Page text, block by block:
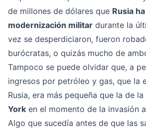
de millones de dólares que Rusia
modernización militar durante la
vez se desperdiciaron, fueron
burócratas, o quizás mucho de
Tampoco se puede olvidar que, a
ingresos por petróleo y gas, que la
Rusia, era más pequeña que la de
York en el momento de la invasión
Algo que sucedía antes de que las